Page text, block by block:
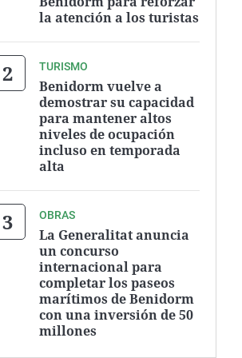
la atención a los turistas
TURISMO
Benidorm vuelve a
demostrar su capacidad
para mantener altos
niveles de ocupación
incluso en temporada
alta
OBRAS
La Generalitat anuncia
un concurso
internacional para
completar los paseos
marítimos de Benidorm
con una inversión de 50
millones